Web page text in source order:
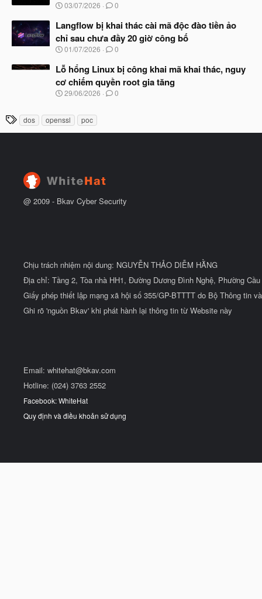
ắ
đ
ầ
u
N
à
y
b
ắ
đ
ầ
u
03/07/2026 0
Langflow bị khai thác cài mã độc đào tiền ảo
chỉ sau chưa đầy 20 giờ công bố
N
à
b
ắ
đ
ầ
u
01/07/2026 0
Lỗ hổng Linux bị công khai mã khai thác, nguy
cơ chiếm quyền root gia tăng
N
y
u
29/06/2026 0
T
h
dos openssl poc
@ 2009 - Bkav Cyber Security
Chịu trách nhiệm nội dung: NGUYỄN THẢO DIỄM HẰNG
Địa chỉ: Tầng 2, Tòa nhà HH1, Đường Dương Đình Nghệ, Phường
Giấy phép thiết lập mạng xã hội số 355/GP-BTTTT do Bộ Thông tin
Ghi rõ 'nguồn Bkav' khi phát hành lại thông tin từ Website này
Email: whitehat@bkav.com
Hotline: (024) 3763 2552
Facebook: WhiteHat
Quy định và điều khoản sử dụng